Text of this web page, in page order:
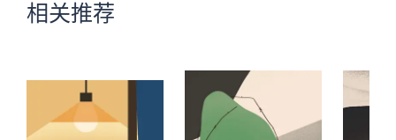
相关推荐